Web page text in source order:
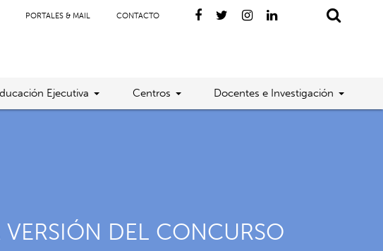
PORTALES & MAIL CONTACTO
Ejecutiva Centros Docentes e Investigación
VERSIÓN DEL CONCURSO